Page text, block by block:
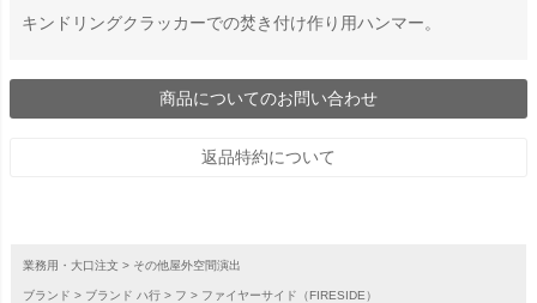
キンドリングクラッカーでの焚き付け作り用ハンマー。
商品についてのお問い合わせ
返品特約について
業務用・大口注文 その他屋外空間演出
ブランド ブランド ハ行 フ ファイヤーサイド（FIRESIDE）